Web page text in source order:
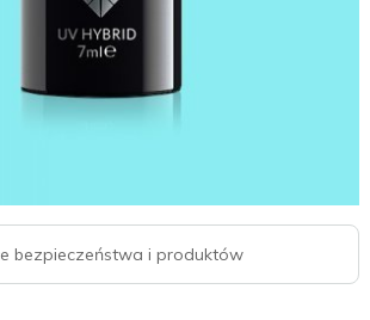
bezpieczeństwa i produktów